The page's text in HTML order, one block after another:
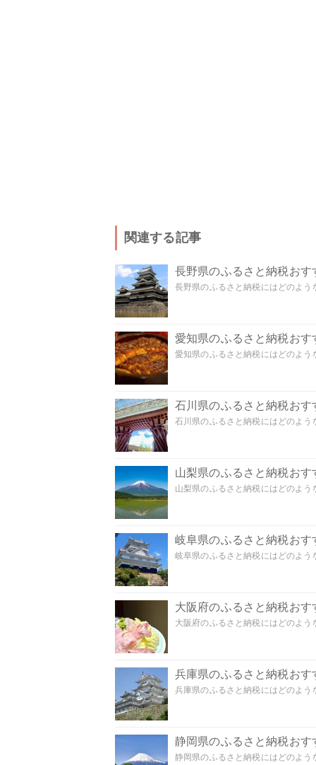
関連する記事
長野県のふるさと納税おす
長野県のふるさと納税にはどのよ
愛知県のふるさと納税おす
愛知県のふるさと納税にはどのよ
石川県のふるさと納税おす
石川県のふるさと納税にはどのよ
山梨県のふるさと納税おす
山梨県のふるさと納税にはどのよ
岐阜県のふるさと納税おす
岐阜県のふるさと納税にはどのよ
大阪府のふるさと納税おす
大阪府のふるさと納税にはどのよ
兵庫県のふるさと納税おす
兵庫県のふるさと納税にはどのよ
静岡県のふるさと納税おす
静岡県のふるさと納税にはどのよ